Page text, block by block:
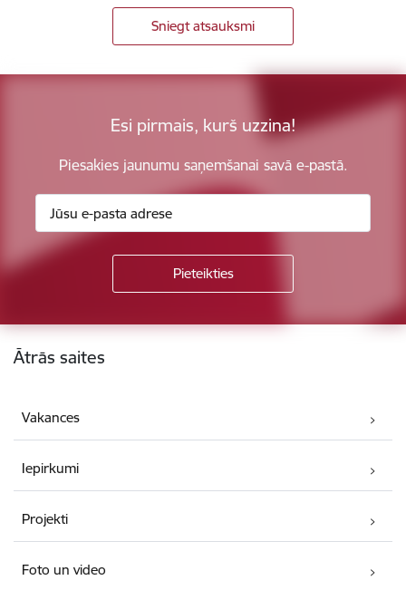
Sniegt atsauksmi
Esi pirmais, kurš uzzina!
Piesakies jaunumu saņemšanai savā e-pastā.
Kājene
Ātrās saites
Vakances
Iepirkumi
Projekti
Foto un video